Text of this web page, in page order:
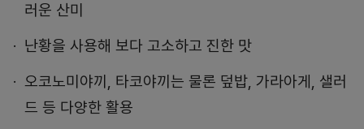
러운 산미
난황을 사용해 보다 고소하고 진한 맛
오코노미야끼, 타코야끼는 물론 덮밥, 가라아게, 샐러
드 등 다양한 활용